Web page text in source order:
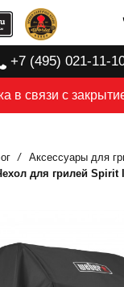
в связи с
+7 (495) 021-11-
Аксессуары для
для грилей Spirit